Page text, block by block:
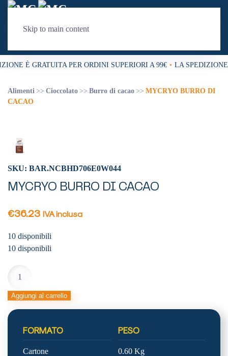
Skip to main content
È GRATUITA PER ORDINI SUPERIORI A 99€ • LA
Alimenti Cioccolato Burro di cacao
MYCRYO BURRO DI
CACAO
SKU: BAR.NCBHD706E0W044
MYCRYO BURRO DI CACAO
€36.23 IVA inclusa
10 disponibili
10 disponibili
BURRO
DI
quantità
Aggiungi al carrello
FORMATO
Cartone
PESO
0.60 Kg